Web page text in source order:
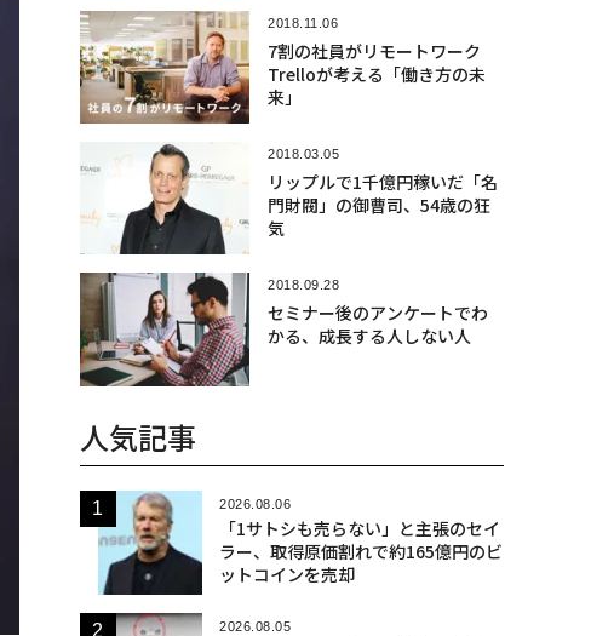
2018.11.06
7割の社員がリモートワーク
Trelloが考える「働き方の未
来」
2018.03.05
リップルで1千億円稼いだ「名
門財閥」の御曹司、54歳の狂
気
2018.09.28
セミナー後のアンケートでわ
かる、成長する人しない人
人気記事
2026.08.06
「1サトシも売らない」と主張のセイ
ラー、取得原価割れで約165億円のビ
ットコインを売却
2026.08.05